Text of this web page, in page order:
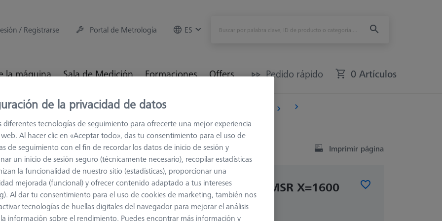
/ Registrarse Portal de Metrología ES
la máquina Sala de Medición Formaciones Offers Pedido rápido 0 Artículos
para máquinas de medición Racks de Sensores
Imprimir página
Nivel adicional para MSR X=1600
626100-9343-000
de la privacidad de datos
diferentes tecnologías de seguimiento para ofrecerte una mejor experiencia
Al hacer clic en «Aceptar todo», das tu consentimiento para el uso de
de seguimiento con el fin de recordar los datos de inicio de sesión y
un inicio de sesión seguro (técnicamente necesario), recopilar estadísticas
la funcionalidad de nuestro sitio (estadísticas), proporcionar una
mejorada (funcional) y ofrecer contenido adaptado a tus intereses
Al dar tu consentimiento para el uso de cookies de marketing, también nos
tecnologías de huellas digitales del navegador para mejorar el análisis
información sobre el rendimiento. Puedes encontrar más información y